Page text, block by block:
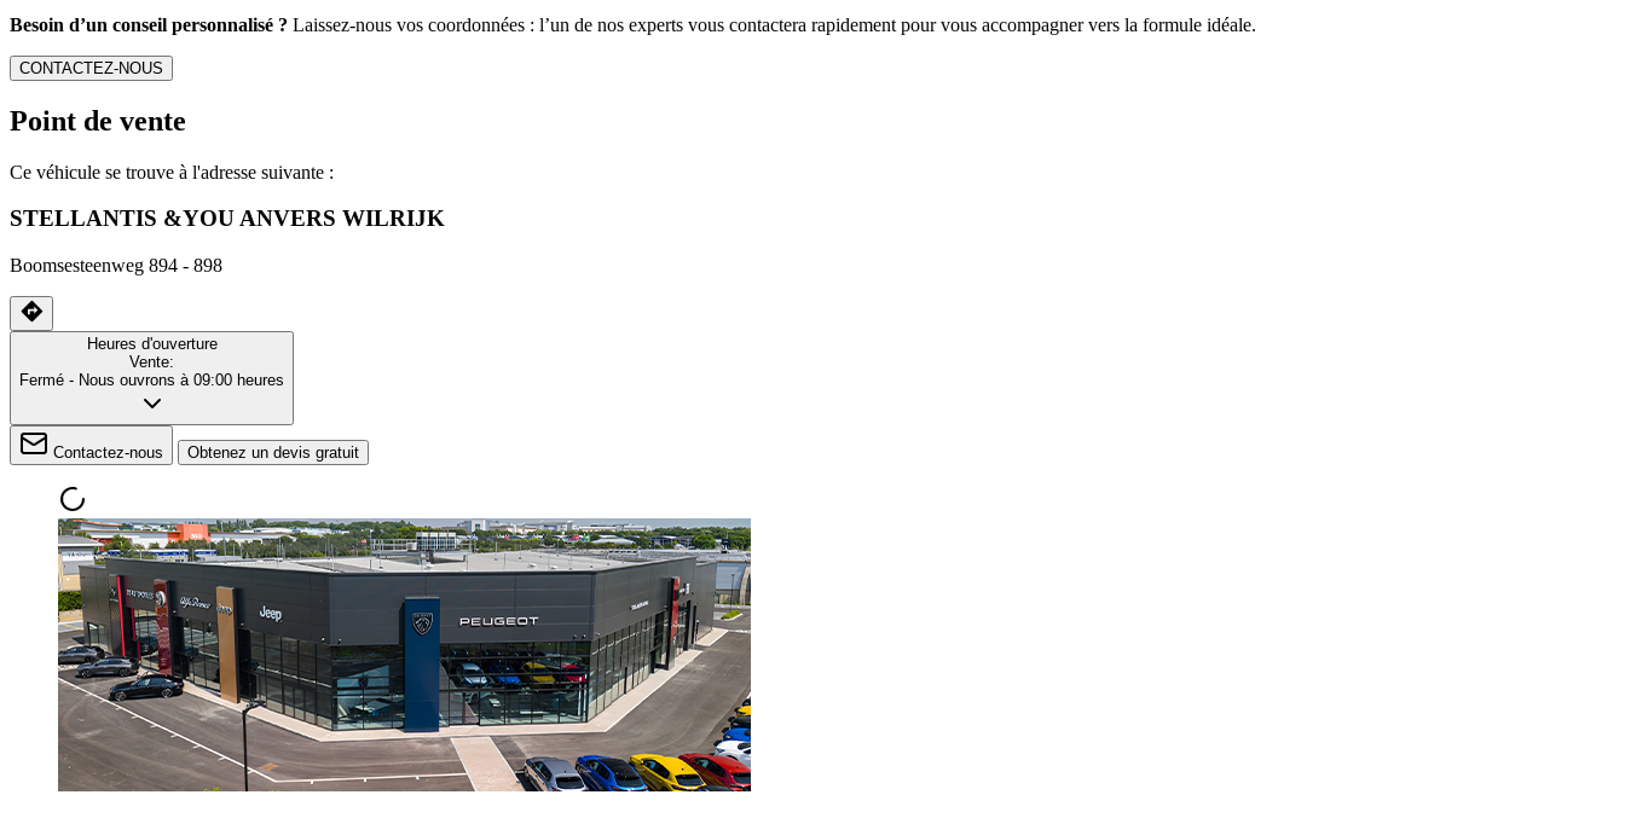
Besoin d’un conseil personnalisé ? Laissez-nous vos coordonnées : l’un de nos experts vous contactera rapidement pour vous accompagner vers la formule idéale.
CONTACTEZ-NOUS
Point de vente
Ce véhicule se trouve à l'adresse suivante :
STELLANTIS &YOU ANVERS WILRIJK
Boomsesteenweg 894 - 898
Heures d'ouverture
Vente:
Fermé - Nous ouvrons à 09:00 heures
Contactez-nous Obtenez un devis gratuit